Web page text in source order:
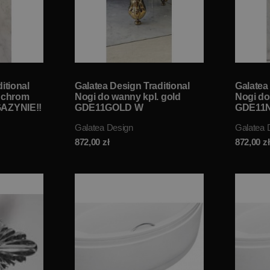
Galatea Design Traditional
Nogi do wanny kpl. gold
GDE11GOLD W
Galatea Design
872,00 zł
Nogi
Galatea
872,00 zł